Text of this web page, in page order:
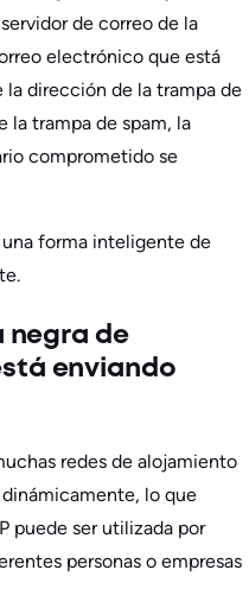
de correo de la
electrónico que está
la dirección de la trampa de
la trampa de spam, la
comprometido se
una forma inteligente de
negra de
enviando
redes de alojamiento
lo que
puede ser utilizada por
personas o empresas